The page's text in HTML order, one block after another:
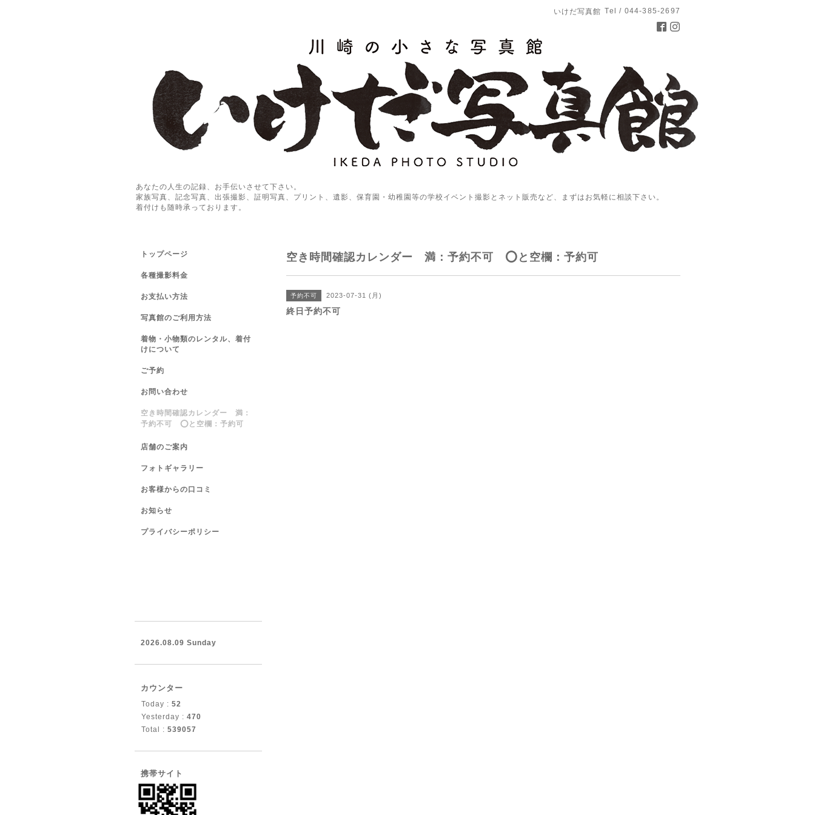
いけだ写真館 Tel / 044-385-2697
あなたの人生の記録、お手伝いさせて下さい。
家族写真、記念写真、出張撮影、証明写真、プリント、遺影、保育園・幼稚園等の学校イベント撮影とネット販売など、まずはお気軽に相談下さい。
着付けも随時承っております。
空き時間確認カレンダー 満：予約不可 ⭕️と空欄：予約可
予約不可 2023-07-31 (月)
終日予約不可
トップページ
各種撮影料金
お支払い方法
写真館のご利用方法
着物・小物類のレンタル、着付
けについて
ご予約
お問い合わせ
空き時間確認カレンダー 満：
予約不可 ⭕️と空欄：予約可
店舗のご案内
フォトギャラリー
お客様からの口コミ
お知らせ
プライバシーポリシー
2026.08.09 Sunday
カウンター
Today : 52
Yesterday : 470
Total : 539057
携帯サイト